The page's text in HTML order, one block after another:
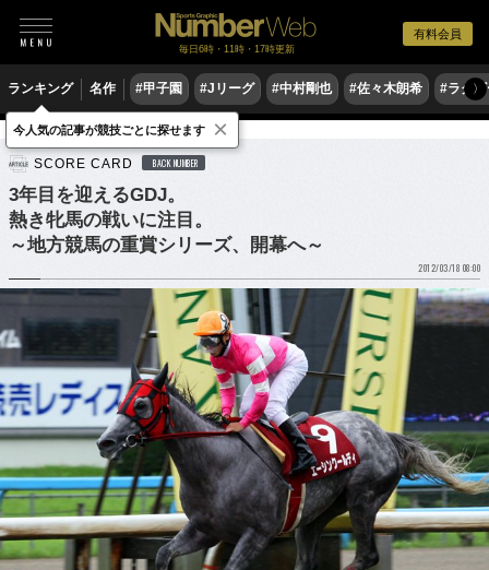
有料会員
毎日6時・11時・17時更新
ランキング 名作 #甲子園 #Jリーグ #中村剛也 #佐々木朗希 #ラグ〉
競馬
SCORE CARD BACK NUMBER
3年目を迎えるGDJ。
熱き牝馬の戦いに注目。
～地方競馬の重賞シリーズ、開幕へ～
2012/03/18 08:00
今人気の記事が競技ごとに探せます ×